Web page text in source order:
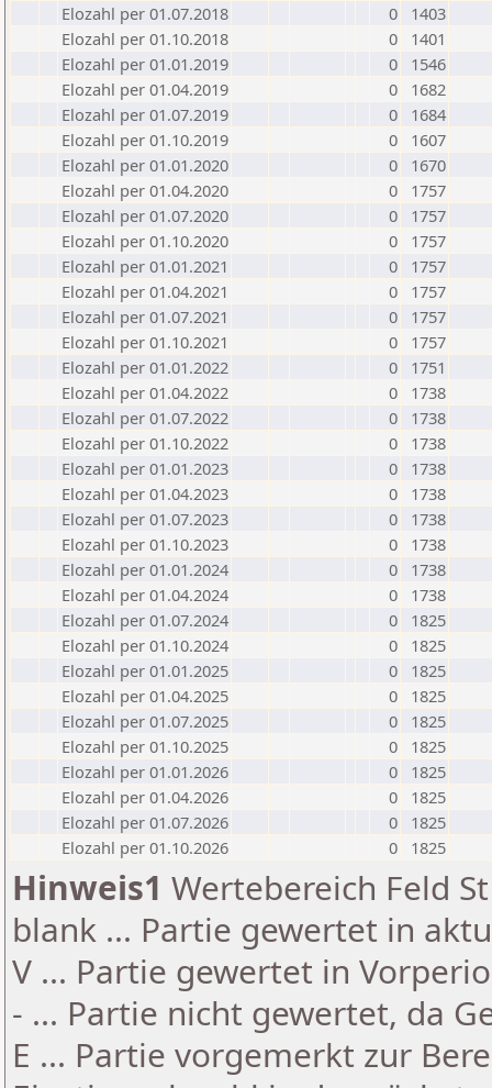
Elozahl per 01.07.2018
0
1403
Elozahl per 01.10.2018
0
1401
Elozahl per 01.01.2019
0
1546
Elozahl per 01.04.2019
0
1682
Elozahl per 01.07.2019
0
1684
Elozahl per 01.10.2019
0
1607
Elozahl per 01.01.2020
0
1670
Elozahl per 01.04.2020
0
1757
Elozahl per 01.07.2020
0
1757
Elozahl per 01.10.2020
0
1757
Elozahl per 01.01.2021
0
1757
Elozahl per 01.04.2021
0
1757
Elozahl per 01.07.2021
0
1757
Elozahl per 01.10.2021
0
1757
Elozahl per 01.01.2022
0
1751
Elozahl per 01.04.2022
0
1738
Elozahl per 01.07.2022
0
1738
Elozahl per 01.10.2022
0
1738
Elozahl per 01.01.2023
0
1738
Elozahl per 01.04.2023
0
1738
Elozahl per 01.07.2023
0
1738
Elozahl per 01.10.2023
0
1738
Elozahl per 01.01.2024
0
1738
Elozahl per 01.04.2024
0
1738
Elozahl per 01.07.2024
0
1825
Elozahl per 01.10.2024
0
1825
Elozahl per 01.01.2025
0
1825
Elozahl per 01.04.2025
0
1825
Elozahl per 01.07.2025
0
1825
Elozahl per 01.10.2025
0
1825
Elozahl per 01.01.2026
0
1825
Elozahl per 01.04.2026
0
1825
Elozahl per 01.07.2026
0
1825
Elozahl per 01.10.2026
0 1825
Hinweis1 Wertebereich Feld
blank ... Partie gewertet in
V ... Partie gewertet in
- ... Partie nicht gewertet, da
E ... Partie vorgemerkt zur